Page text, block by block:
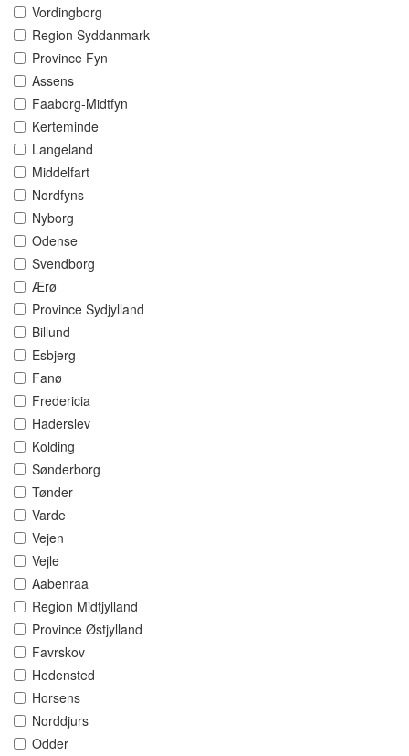
Vordingborg
Region Syddanmark
Province Fyn
Assens
Faaborg-Midtfyn
Kerteminde
Langeland
Middelfart
Nordfyns
Nyborg
Odense
Svendborg
Ærø
Province Sydjylland
Billund
Esbjerg
Fanø
Fredericia
Haderslev
Kolding
Sønderborg
Tønder
Varde
Vejen
Vejle
Aabenraa
Region Midtjylland
Province Østjylland
Favrskov
Hedensted
Horsens
Norddjurs
Odder